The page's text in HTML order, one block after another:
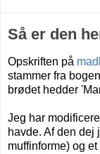
Så er den
Opskriften på
stammer fra
brødet hedder
Jeg har
havde. Af den dej
muffinforme) og et